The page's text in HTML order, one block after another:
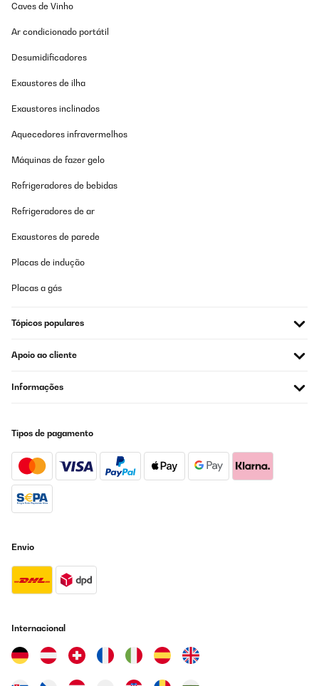
Caves de Vinho
Ar condicionado portátil
Desumidificadores
Exaustores de ilha
Exaustores inclinados
Aquecedores infravermelhos
Máquinas de fazer gelo
Refrigeradores de bebidas
Refrigeradores de ar
Exaustores de parede
Placas de indução
Placas a gás
Tópicos populares
Apoio ao cliente
Informações
Tipos de pagamento
Envio
Internacional